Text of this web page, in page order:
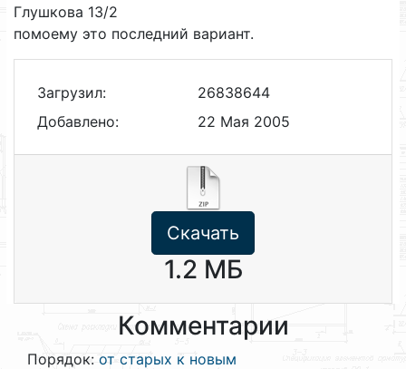
Глушкова 13/2
помоему это последний вариант.
Загрузил:
26838644
Добавлено:
22 Мая 2005
Скачать
1.2 МБ
Комментарии
Порядок: от старых к новым